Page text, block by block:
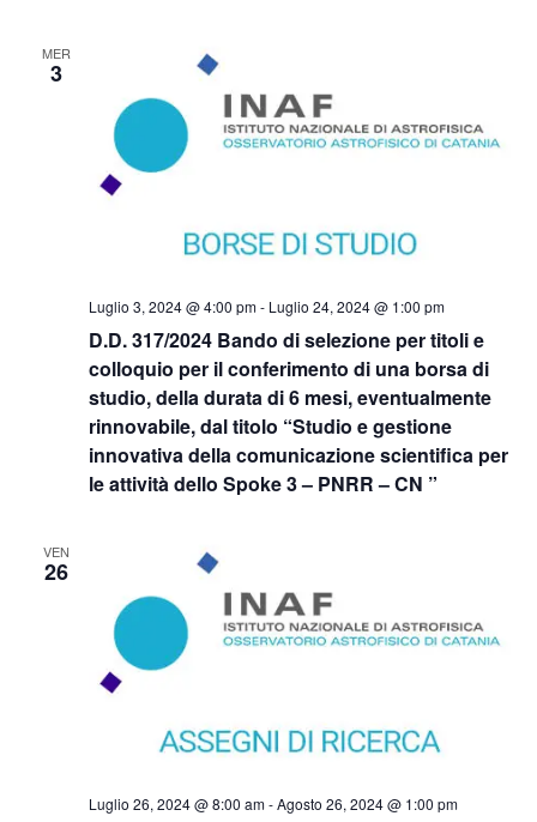
MER
3
D.D. 317/2024 Bando di selezione per titoli e
colloquio per il conferimento di una borsa di
studio, della durata di 6 mesi, eventualmente
rinnovabile, dal titolo “Studio e gestione
innovativa della comunicazione scientifica per
le attività dello Spoke 3 – PNRR – CN ”
Luglio 3, 2024 @ 4:00 pm- Luglio 24, 2024 @ 1:00 pm
VEN
26
Luglio 26, 2024 @ 8:00 am-Agosto 26, 2024 @ 1:00 pm